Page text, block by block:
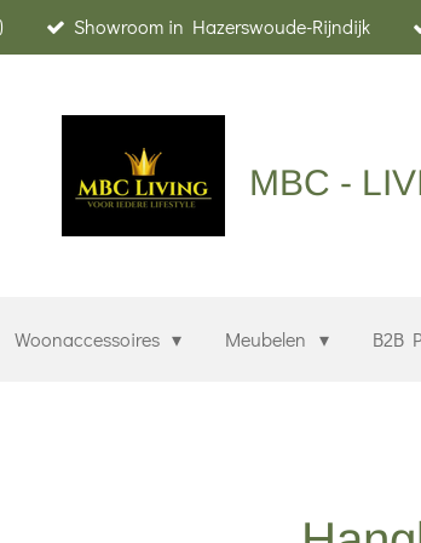
Showroom in Hazerswoude-Rijndijk
MBC -
Woonaccessoires Meubelen B2B